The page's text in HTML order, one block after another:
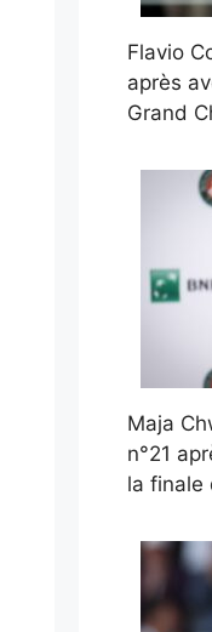
Flavio
après
Grand
Maja
n°21
la finale